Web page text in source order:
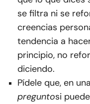
se filtra ni se
creencias
tendencia a
principio, no
diciendo.
Pídele que, en
preguntosi